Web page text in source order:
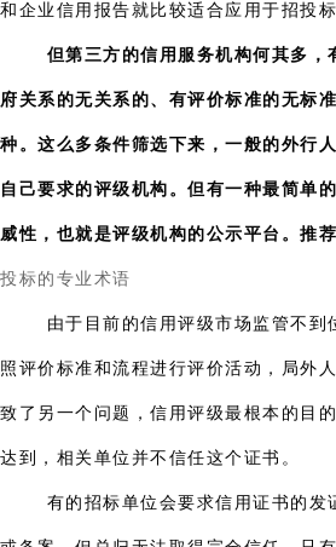
和企业信用报告就比较适合应用于招投标
但第三方的信用服务机构何其多，
府关系的无关系的、有评价标准的无标
种。这么多条件筛选下来，一般的外行
自己要求的评级机构。但有一种最简单
威性，也就是评级机构的公示平台。推荐
投标的专业术语
由于目前的信用评级市场监管不到
照评价标准和流程进行评价活动，局外
致了另一个问题，信用评级最根本的目
达到，相关单位并不信任这个证书。
有的招标单位会要求信用证书的发证